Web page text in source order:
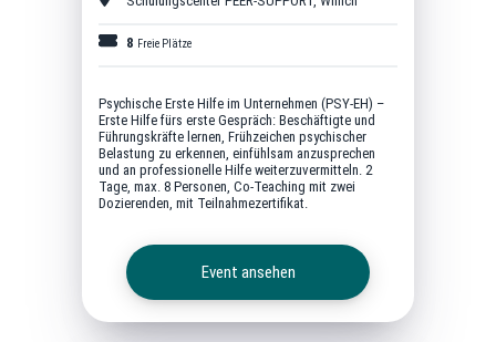
8 Freie Plätze
Psychische Erste Hilfe im Unternehmen (PSY-EH) –
Erste Hilfe fürs erste Gespräch: Beschäftigte und
Führungskräfte lernen, Frühzeichen psychischer
Belastung zu erkennen, einfühlsam anzusprechen
und an professionelle Hilfe weiterzuvermitteln. 2
Tage, max. 8 Personen, Co-Teaching mit zwei
Dozierenden, mit Teilnahmezertifikat.
Event ansehen